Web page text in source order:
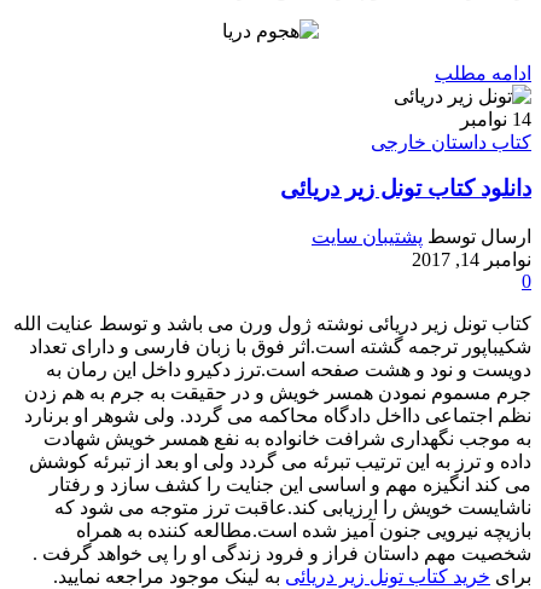
ادامه مطلب
14 نوامبر
کتاب داستان خارجی
دانلود کتاب تونل زیر دریائی
ارسال توسط پشتیبان سایت
نوامبر 14, 2017
0
کتاب تونل زیر دریائی نوشته ژول ورن می باشد و توسط عنایت الله
شکیباپور ترجمه گشته است.اثر فوق با زبان فارسی و دارای تعداد
دویست و نود و هشت صفحه است.ترز دكیرو داخل این رمان به
جرم مسموم نمودن همسر خویش و در حقیقت به جرم به هم زدن
نظم اجتماعی دااخل دادگاه محاكمه می گردد. ولی شوهر او برنارد
به موجب نگهداری شرافت خانواده به نفع همسر خویش شهادت
داده و ترز به این ترتیب تبرئه می گردد ولی او بعد از تبرئه کوشش
می کند انگیزه مهم و اساسی این جنایت را كشف سازد و رفتار
ناشایست خویش را ارزیابی کند.عاقبت ترز متوجه می شود كه
بازیچه نیرویی جنون آمیز شده است.مطالعه کننده به همراه
شخصیت مهم داستان فراز و فرود زندگی او را پی خواهد گرفت .
برای خرید کتاب تونل زیر دریائی به لینک موجود مراجعه نمایید.